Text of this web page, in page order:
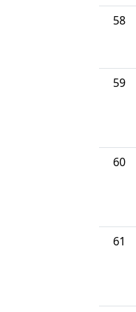
58
59
60
61